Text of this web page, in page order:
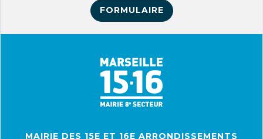
FORMULAIRE
MAIRIE DES 15E ET 16E ARRONDISSEMENTS